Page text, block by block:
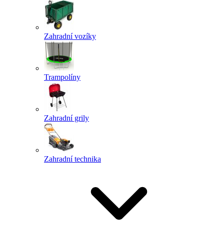
Zahradní vozíky
Trampolíny
Zahradní grily
Zahradní technika